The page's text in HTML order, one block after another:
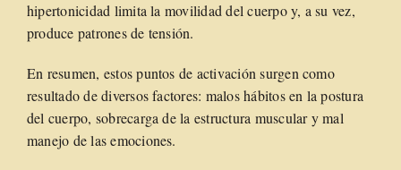
hipertonicidad limita la movilidad del cuerpo y, a su vez,
produce patrones de tensión.
En resumen, estos puntos de activación surgen como
resultado de diversos factores: malos hábitos en la postura
del cuerpo, sobrecarga de la estructura muscular y mal
manejo de las emociones.